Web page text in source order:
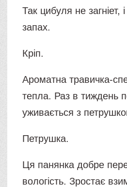
Так цибуля не
запах.
Кріп.
Ароматна травичка-
тепла. Раз в тиждень
уживається з
Петрушка.
Ця панянка добре
вологість. Зростає